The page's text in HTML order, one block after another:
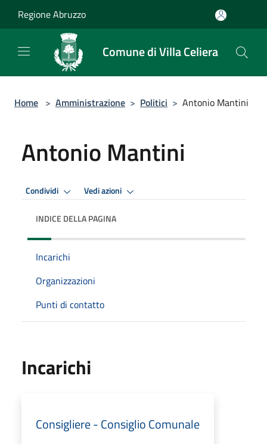
Regione Abruzzo
Comune di Villa Celiera
Home > Amministrazione > Politici > Antonio Mantini
Antonio Mantini
Condividi Vedi azioni
INDICE DELLA PAGINA
Incarichi
Organizzazioni
Punti di contatto
Incarichi
Consigliere - Consiglio Comunale